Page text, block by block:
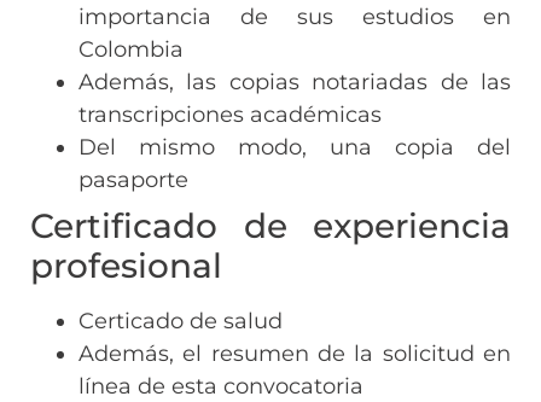
importancia de sus estudios en
Colombia
Además, las copias notariadas de las
transcripciones académicas
Del mismo modo, una copia del
pasaporte
Certificado de experiencia
profesional
Certicado de salud
Además, el resumen de la solicitud en
línea de esta convocatoria